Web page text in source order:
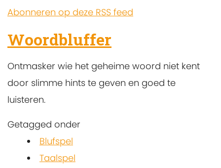
Abonneren op deze RSS feed
Woordbluffer
Ontmasker wie het geheime woord niet kent
door slimme hints te geven en goed te
luisteren.
Getagged onder
Blufspel
Taalspel